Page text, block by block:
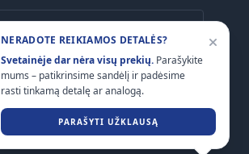
suderinus laiką telefonu.
NERADOTE REIKIAMOS DETALĖS?
Svetainėje dar nėra visų prekių. Parašykite
mums – patikrinsime sandėlį ir padėsime
rasti tinkamą detalę ar analogą.
PARAŠYTI UŽKLAUSĄ